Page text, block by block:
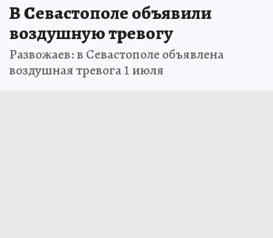
В Севастополе объявили
воздушную тревогу
Развожаев: в Севастополе объявлена
воздушная тревога 1 июля